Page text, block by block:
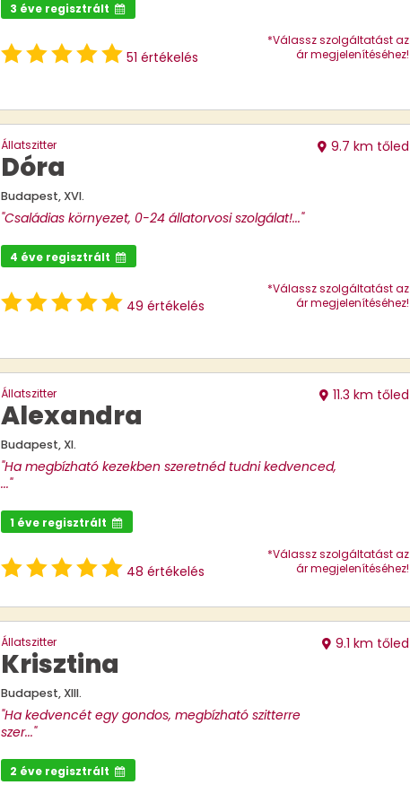
3 éve regisztrált
51 értékelés
*Válassz szolgáltatást az
ár megjelenítéséhez!
Állatszitter
Dóra
Budapest, XVI.
9.7 km tőled
"Családias környezet, 0-24 állatorvosi szolgálat!..."
4 éve regisztrált
49 értékelés
*Válassz szolgáltatást az
ár megjelenítéséhez!
Állatszitter
Alexandra
Budapest, XI.
11.3 km tőled
"Ha megbízható kezekben szeretnéd tudni kedvenced,
..."
1 éve regisztrált
48 értékelés
*Válassz szolgáltatást az
ár megjelenítéséhez!
Állatszitter
Krisztina
Budapest, XIII.
9.1 km tőled
"Ha kedvencét egy gondos, megbízható szitterre
szer..."
2 éve regisztrált